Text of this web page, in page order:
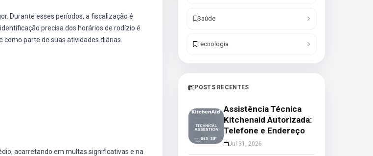
Durante esses períodos, a fiscalização é
precisa dos horários de rodízio é
parte de suas atividades diárias.
acarretando em multas significativas e na
Saúde
Tecnologia
POSTS RECENTES
Assistência Técnica
Kitchenaid Autorizada:
Telefone e Endereço
Jul 31, 2026